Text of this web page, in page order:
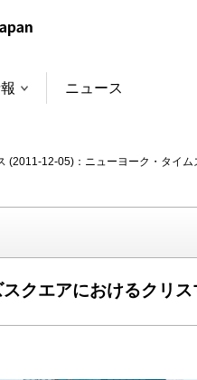
ニュース
(2011-12-05)：ニューヨーク・タイ
クエアにおけるクリ